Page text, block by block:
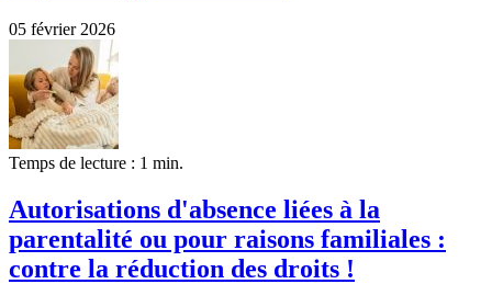
05 février 2026
Temps de lecture : 1 min.
Autorisations d'absence liées à la
parentalité ou pour raisons familiales :
contre la réduction des droits !